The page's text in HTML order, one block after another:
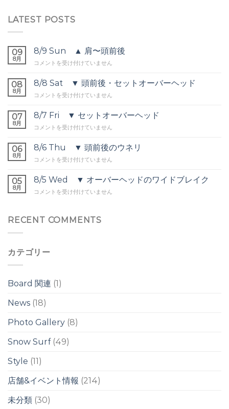
LATEST POSTS
09
8月
8/9 Sun ▲ 肩〜頭前後
8/9
▲
肩〜
頭
後
コメントを受け付けていません
08
8月
8/8 Sat ▼ 頭前後・セットオーバーヘッド
8/8
▼
前
セ
ト
ー
バ
ッ
ド
コメントを受け付けていません
07
8月
8/7 Fri ▼ セットオーバーヘッド
8/7
▼
ッ
オ
バ
ッ
コメントを受け付けていません
06
8月
8/6 Thu ▼ 頭前後のウネリ
8/6
▼
前
ウ
コメントを受け付けていません
05
8月
8/5 Wed ▼ オーバーヘッドのワイドブレイク
8/5
オ
ヘ
の
ワ
ド
レ
ク
コメントを受け付けていません
RECENT COMMENTS
カテゴリー
Board 関連 (1)
News (18)
Photo Gallery (8)
Snow Surf(49)
Style (11)
店舗&イベント情報 (214)
未分類 (30)